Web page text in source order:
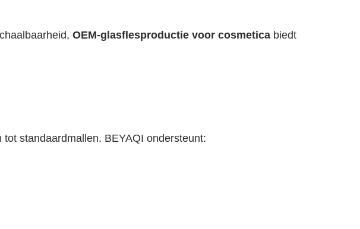
OEM-glasflesproductie voor cosmetica biedt
standaardmallen. BEYAQI ondersteunt: